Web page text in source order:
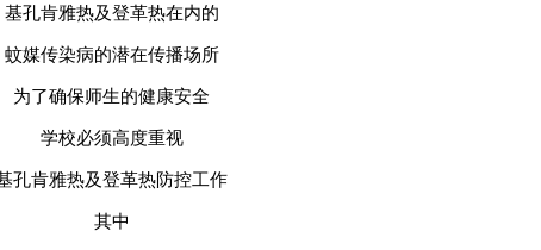
基孔肯雅热及登革热在内的
蚊媒传染病的潜在传播场所
为了确保师生的健康安全
学校必须高度重视
孔肯雅热及登革热防控工作
其中